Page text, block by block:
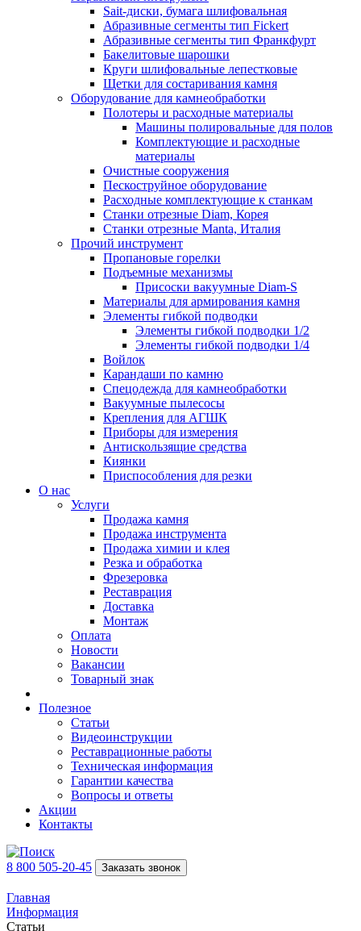
Sait-диски, бумага шлифовальная
Абразивные сегменты тип Fickert
Абразивные сегменты тип Франкфурт
Бакелитовые шарошки
Круги шлифовальные лепестковые
Щетки для состаривания камня
Оборудование для камнеобработки
Полотеры и расходные материалы
Машины полировальные для полов
Комплектующие и расходные
материалы
Очистные сооружения
Пескоструйное оборудование
Расходные комплектующие к станкам
Станки отрезные Diam, Корея
Станки отрезные Manta, Италия
Прочий инструмент
Пропановые горелки
Подъeмные механизмы
Присоски вакуумные Diam-S
Материалы для армирования камня
Элементы гибкой подводки
Элементы гибкой подводки 1/2
Элементы гибкой подводки 1/4
Войлок
Карандаши по камню
Спецодежда для камнеобработки
Вакуумные пылесосы
Крепления для АГШК
Приборы для измерения
Антискользящие средства
Киянки
Приспособления для резки
О нас
Услуги
Продажа камня
Продажа инструмента
Продажа химии и клея
Резка и обработка
Фрезеровка
Реставрация
Доставка
Монтаж
Оплата
Новости
Вакансии
Товарный знак
Полезное
Статьи
Видеоинструкции
Реставрационные работы
Техническая информация
Гарантии качества
Вопросы и ответы
Акции
Контакты
8 800 505-20-45 Заказать звонок
Главная
Информация
Статьи